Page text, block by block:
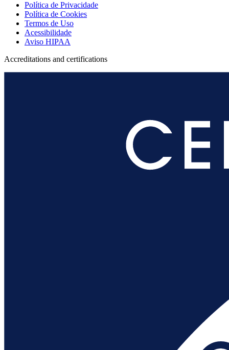
Política de Privacidade
Política de Cookies
Termos de Uso
Acessibilidade
Aviso HIPAA
Accreditations and certifications